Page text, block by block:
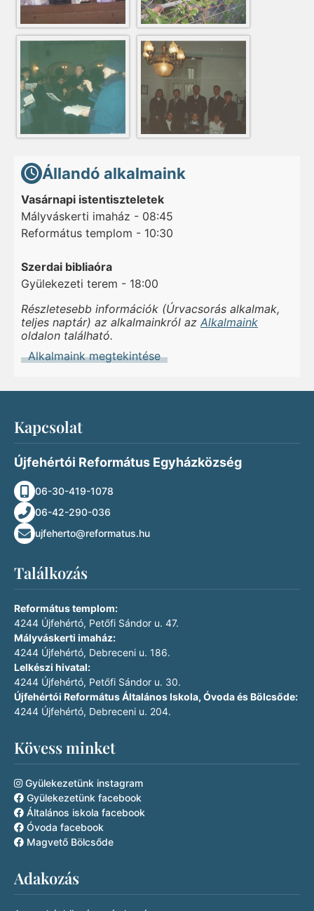
Állandó alkalmaink
Vasárnapi istentiszteletek
Mályváskerti imaház - 08:45
Református templom - 10:30
Szerdai bibliaóra
Gyülekezeti terem - 18:00
Részletesebb információk (Úrvacsorás alkalmak,
teljes naptár) az alkalmainkról az Alkalmaink
oldalon található.
Alkalmaink megtekintése
Kapcsolat
Újfehértói Református Egyházközség
06-30-419-1078
06-42-290-036
ujfeherto@reformatus.hu
Találkozás
Református templom:
4244 Újfehértó, Petőfi Sándor u. 47.
Mályváskerti imaház:
4244 Újfehértó, Debreceni u. 186.
Lelkészi hivatal:
4244 Újfehértó, Petőfi Sándor u. 30.
Újfehértói Református Általános Iskola, Óvoda és Bölcsőde:
4244 Újfehértó, Debreceni u. 204.
Kövess minket
Gyülekezetünk instagram
Gyülekezetünk facebook
Általános iskola facebook
Óvoda facebook
Magvető Bölcsőde
Adakozás